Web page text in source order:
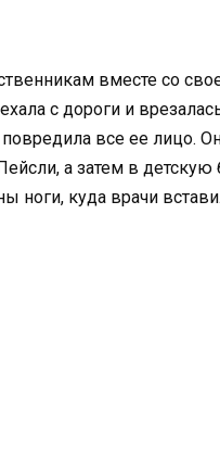
вместе со
с дороги и
все ее лицо.
а затем в детскую
ноги, куда врачи